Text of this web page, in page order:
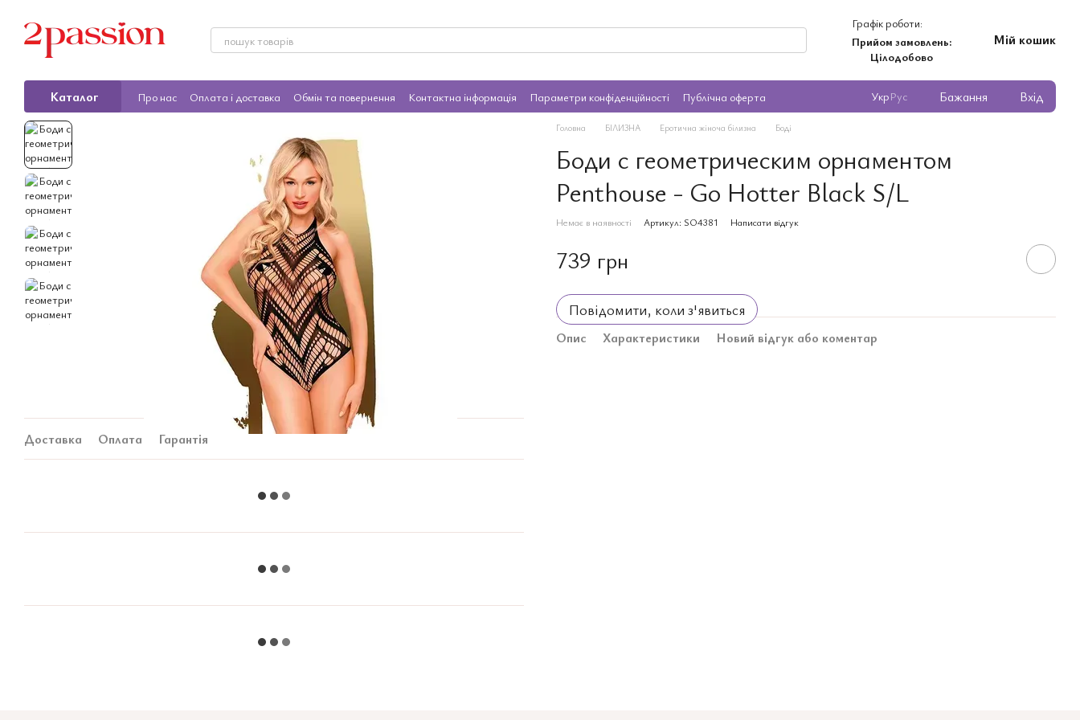
Графік роботи:
Прийом замовлень:
Цілодобово
Мій кошик
Каталог Про нас Оплата і доставка Обмін та повернення Контактна інформація Параметри конфіденційності Публічна оферта УкрРус Бажання Вхід
Доставка Оплата Гарантія
Головна БІЛИЗНА Еротична жіноча білизна Боді
Боди с геометрическим орнаментом
Penthouse - Go Hotter Black S/L
Немає в наявності Артикул: SO4381 Написати відгук
739 грн
Повідомити, коли з'явиться
Опис Характеристики Новий відгук або коментар